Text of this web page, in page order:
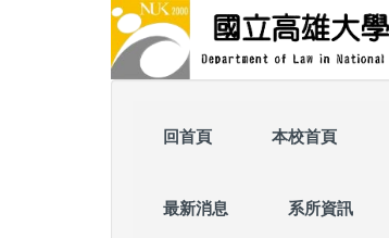
回首頁 本校首頁
最新消息 系所資訊